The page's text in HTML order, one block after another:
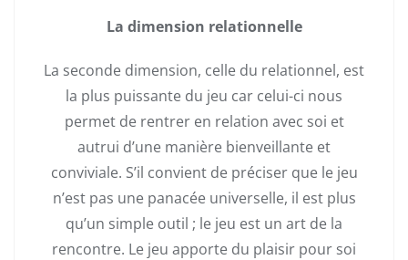
La dimension relationnelle
La seconde dimension, celle du relationnel, est
la plus puissante du jeu car celui-ci nous
permet de rentrer en relation avec soi et
autrui d’une manière bienveillante et
conviviale. S’il convient de préciser que le jeu
n’est pas une panacée universelle, il est plus
qu’un simple outil ; le jeu est un art de la
rencontre. Le jeu apporte du plaisir pour soi